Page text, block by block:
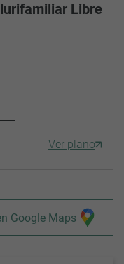
Libre
Ver plano
Google Maps